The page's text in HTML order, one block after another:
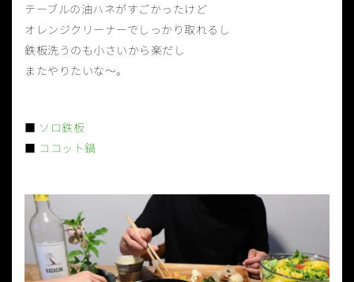
テーブルの油ハネがすごかったけど
オレンジクリーナーでしっかり取れるし
鉄板洗うのも小さいから楽だし
またやりたいな〜。
■ ソロ鉄板
■ ココット鍋